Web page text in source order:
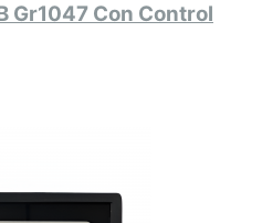
Gr1047 Con Control